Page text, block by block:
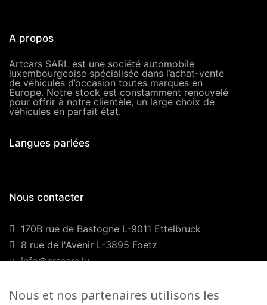
A propos
Artcars SARL est une société automobile
luxembourgeoise spécialisée dans l’achat-vente
de véhicules d’occasion toutes marques en
Europe. Notre stock est constamment renouvelé
pour offrir à notre clientèle, un large choix de
véhicules en parfait état.
Langues parlées
Nous contacter
170B rue de Bastogne L-9011 Ettelbruck
8 rue de l'Avenir L-3895 Foetz
info@artcars.lu
GSM :+352 661 701 701
Nous et nos partenaires utilisons les